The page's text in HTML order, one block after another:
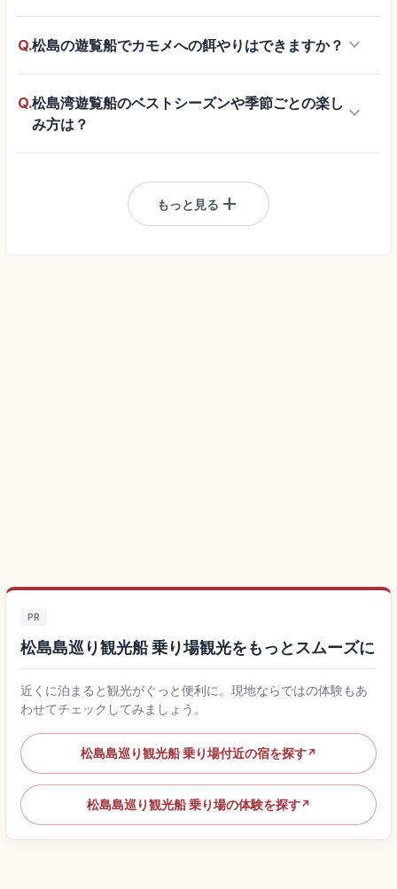
Q.松島の遊覧船でカモメへの餌やりはできますか？ keyboard_arrow_down
Q.松島湾遊覧船のベストシーズンや季節ごとの楽し
み方は？
keyboard_arrow_down
もっと見る add
PR
松島島巡り観光船 乗り場観光をもっとスムーズに
近くに泊まると観光がぐっと便利に。現地ならではの体験もあ
わせてチェックしてみましょう。
松島島巡り観光船 乗り場付近の宿を探す↗
松島島巡り観光船 乗り場の体験を探す↗